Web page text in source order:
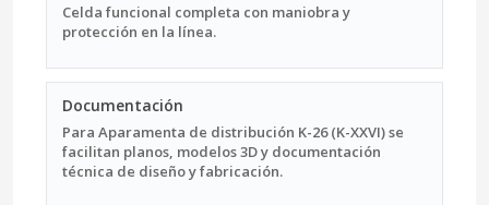
Celda funcional completa con maniobra y
protección en la línea.
Documentación
Para Aparamenta de distribución K-26 (K-XXVI) se
facilitan planos, modelos 3D y documentación
técnica de diseño y fabricación.